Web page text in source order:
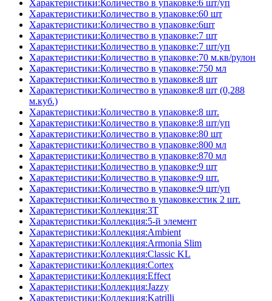
Характеристики:Количество в упаковке:6 шт/уп
Характеристики:Количество в упаковке:60 шт
Характеристики:Количество в упаковке:6шт
Характеристики:Количество в упаковке:7 шт
Характеристики:Количество в упаковке:7 шт/уп
Характеристики:Количество в упаковке:70 м.кв/рулон
Характеристики:Количество в упаковке:750 мл
Характеристики:Количество в упаковке:8 шт
Характеристики:Количество в упаковке:8 шт (0,288
м.куб.)
Характеристики:Количество в упаковке:8 шт.
Характеристики:Количество в упаковке:8 шт/уп
Характеристики:Количество в упаковке:80 шт
Характеристики:Количество в упаковке:800 мл
Характеристики:Количество в упаковке:870 мл
Характеристики:Количество в упаковке:9 шт
Характеристики:Количество в упаковке:9 шт.
Характеристики:Количество в упаковке:9 шт/уп
Характеристики:Количество в упаковке:стик 2 шт.
Характеристики:Коллекция:3T
Характеристики:Коллекция:5-й элемент
Характеристики:Коллекция:Ambient
Характеристики:Коллекция:Armonia Slim
Характеристики:Коллекция:Classic KL
Характеристики:Коллекция:Cortex
Характеристики:Коллекция:Effect
Характеристики:Коллекция:Jazzy
Характеристики:Коллекция:Katrilli